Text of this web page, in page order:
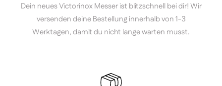
Dein neues Victorinox Messer ist blitzschnell bei dir! Wir
versenden deine Bestellung innerhalb von 1-3
Werktagen, damit du nicht lange warten musst.